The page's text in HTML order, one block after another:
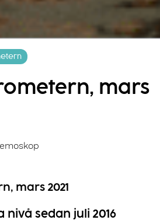
mars
mars 2021
nivå sedan juli 2016